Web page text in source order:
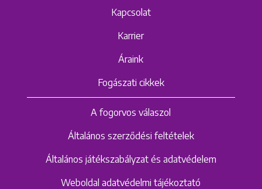
Kapcsolat
Karrier
Áraink
Fogászati cikkek
A fogorvos válaszol
Általános szerződési feltételek
Általános játékszabályzat és adatvédelem
Weboldal adatvédelmi tájékoztató